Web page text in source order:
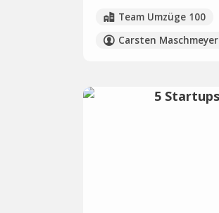
Team Umzüge 100
Carsten Maschmeyer